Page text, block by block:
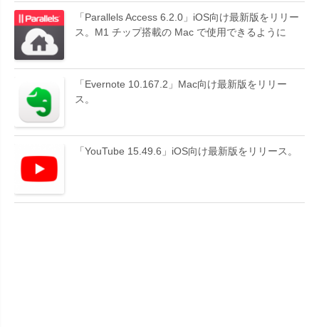
「Parallels Access 6.2.0」iOS向け最新版をリリー
ス。M1 チップ搭載の Mac で使用できるように
「Evernote 10.167.2」Mac向け最新版をリリー
ス。
「YouTube 15.49.6」iOS向け最新版をリリース。